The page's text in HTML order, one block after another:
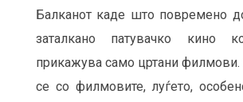
Балканот каде што повремено
заталкано патувачко кино
прикажува само цртани филмови.
се со филмовите, луѓето,